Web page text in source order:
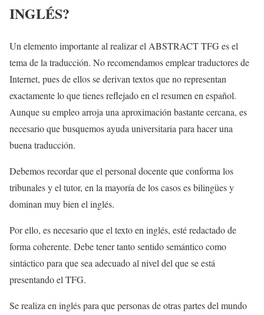
INGLÉS?
Un elemento importante al realizar el ABSTRACT TFG es el
tema de la traducción. No recomendamos emplear traductores de
Internet, pues de ellos se derivan textos que no representan
exactamente lo que tienes reflejado en el resumen en español.
Aunque su empleo arroja una aproximación bastante cercana, es
necesario que busquemos ayuda universitaria para hacer una
buena traducción.
Debemos recordar que el personal docente que conforma los
tribunales y el tutor, en la mayoría de los casos es bilingües y
dominan muy bien el inglés.
Por ello, es necesario que el texto en inglés, esté redactado de
forma coherente. Debe tener tanto sentido semántico como
sintáctico para que sea adecuado al nivel del que se está
presentando el TFG.
Se realiza en inglés para que personas de otras partes del mundo